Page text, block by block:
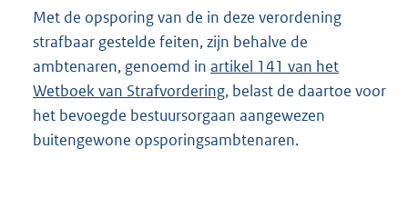
Met de opsporing van de in deze verordening
strafbaar gestelde feiten, zijn behalve de
ambtenaren, genoemd in artikel 141 van het
Wetboek van Strafvordering, belast de daartoe voor
het bevoegde bestuursorgaan aangewezen
buitengewone opsporingsambtenaren.